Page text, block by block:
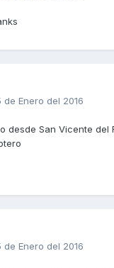
de Enero del 2016
desde San Vicente del
de Enero del 2016